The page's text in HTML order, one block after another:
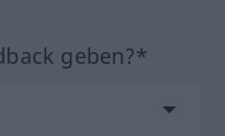
geben?*